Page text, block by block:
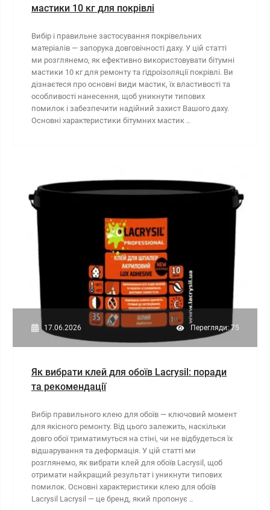
мастики 10 кг для покрівлі
Вибір і правильне застосування покрівельних
матеріалів — запорука довговічності даху. У цій статті
ми розглянемо, як ефективно використовувати бітумні
мастики 10 кг для ремонту та гідроізоляції покрівлі. Ви
дізнаєтеся про основні види мастик, їх властивості та
особливості нанесення, щоб уникнути типових
помилок і забезпечити надійний захист Вашого даху.
Основні характеристики бітумних мастик ..
17.06.2026 Перегляди: 75
Як вибрати клей для обоїв Lacrysil: поради
та рекомендації
Вибір правильного клею для обоїв — ключовий момент
для якісного ремонту. Від цього залежить, наскільки
довго обої триматимуться на стіні, чи не відбудеться їх
відшарування та деформація. У цій статті ми
розглянемо, як вибрати клей для обоїв Lacrysil, щоб
отримати найкращий результат і уникнути типових
помилок. Основні характеристики клею для обоїв
Lacrysil Lacrysil — це бренд, який пропонує ..